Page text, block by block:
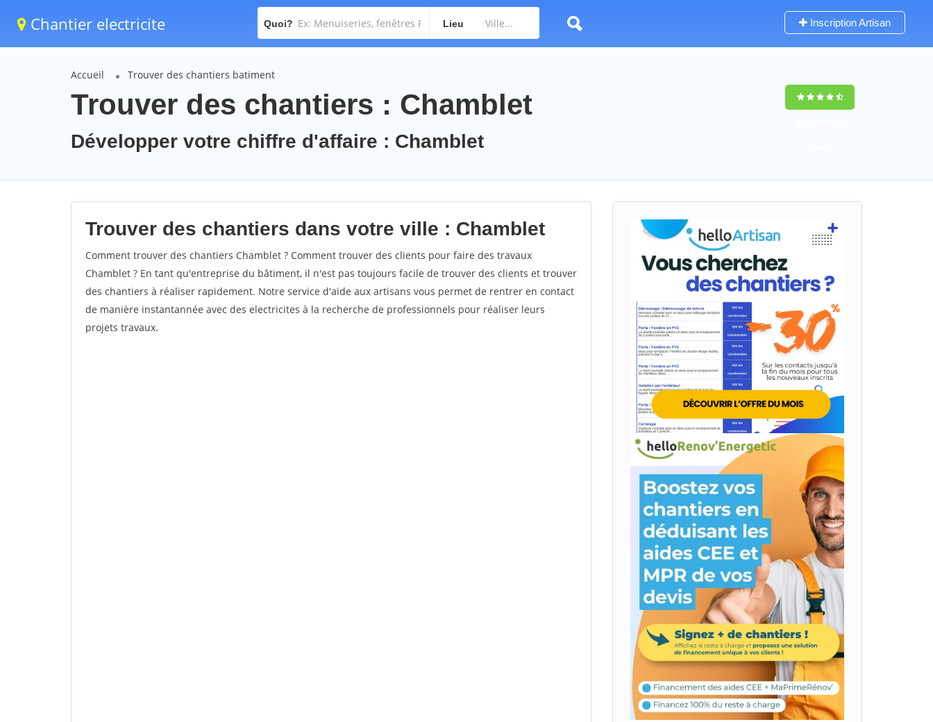
Chantier electricite Quoi? Lieu Inscription Artisan
Accueil Trouver des chantiers batiment
Trouver des chantiers : Chamblet
Développer votre chiffre d'affaire : Chamblet
Trouver des chantiers dans votre ville : Chamblet
Comment trouver des chantiers Chamblet ? Comment trouver des clients pour faire des travaux
Chamblet ? En tant qu'entreprise du bâtiment, il n'est pas toujours facile de trouver des clients et trouver
des chantiers à réaliser rapidement. Notre service d'aide aux artisans vous permet de rentrer en contact
de manière instantannée avec des electricites à la recherche de professionnels pour réaliser leurs
projets travaux.